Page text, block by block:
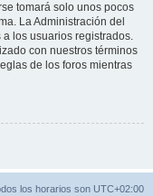
tomará solo unos pocos
La Administración del
los usuarios registrados.
con nuestros términos
de los foros mientras
los horarios son UTC+02:00